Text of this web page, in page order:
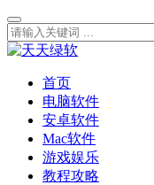
首页
电脑软件
安卓软件
Mac软件
游戏娱乐
教程攻略